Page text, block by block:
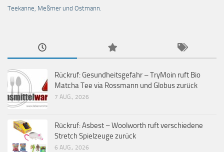
Teekanne, Meßmer und Ostmann.
Rückruf: Gesundheitsgefahr – TryMoin ruft Bio
Matcha Tee via Rossmann und Globus zurück
7 AUG., 2026
Rückruf: Asbest – Woolworth ruft verschiedene
Stretch Spielzeuge zurück
6 AUG., 2026